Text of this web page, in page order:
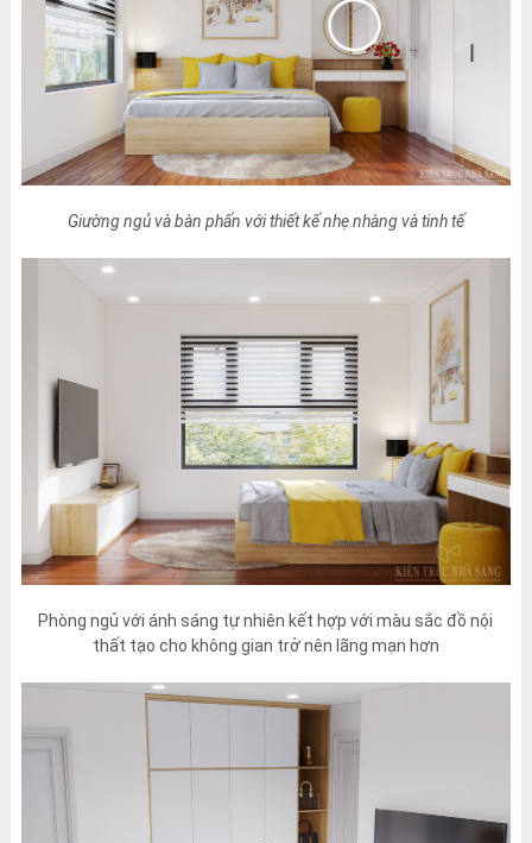
Giường ngủ và bàn phấn với thiết kế nhẹ nhàng và tinh tế
Phòng ngủ với ánh sáng tự nhiên kết hợp với màu sắc đồ nội
thất tạo cho không gian trở nên lãng mạn hơn